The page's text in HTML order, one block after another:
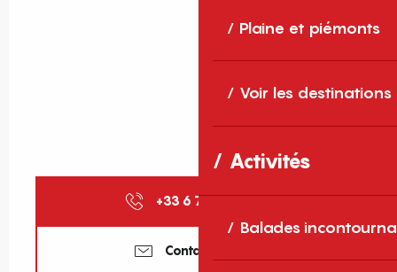
Plaine et piémonts
Voir les destinations
Activités
Balades
+33 6 78 34 49▒▒
Contactez-nous